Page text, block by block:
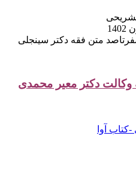
متن فقه دکتر سینجلی
وکالت دکتر معیر محمدی